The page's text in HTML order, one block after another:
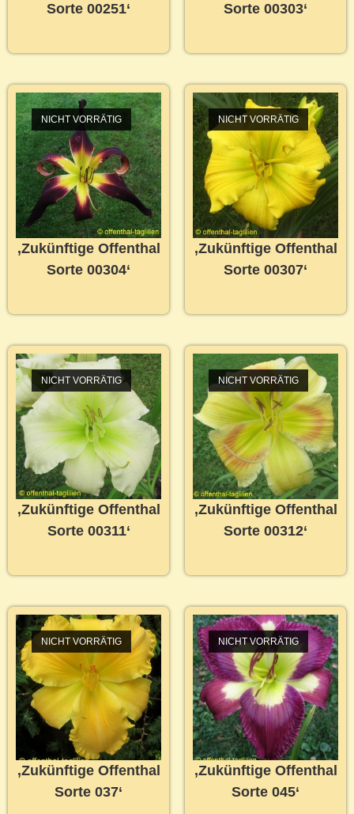
Sorte 00251‘
Sorte 00303‘
NICHT VORRÄTIG
‚Zukünftige Offenthal
Sorte 00304‘
NICHT VORRÄTIG
‚Zukünftige Offenthal
Sorte 00307‘
NICHT VORRÄTIG
‚Zukünftige Offenthal
Sorte 00311‘
NICHT VORRÄTIG
‚Zukünftige Offenthal
Sorte 00312‘
NICHT VORRÄTIG
‚Zukünftige Offenthal
Sorte 037‘
NICHT VORRÄTIG
‚Zukünftige Offenthal
Sorte 045‘